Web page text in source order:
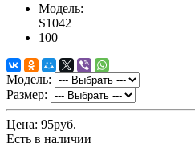
Модель:
S1042
100
Модель:
Размер:
Цена: 95руб.
Есть в наличии